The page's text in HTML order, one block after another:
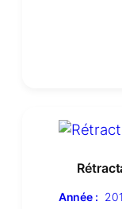
Année :